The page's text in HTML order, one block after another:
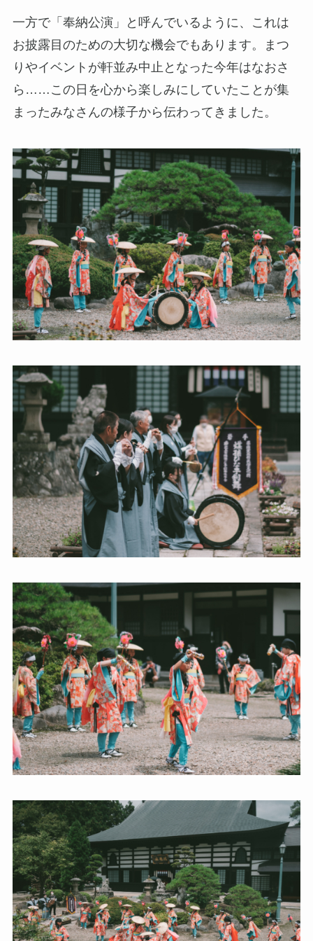
一方で「奉納公演」と呼んでいるように、これは
お披露目のための大切な機会でもあります。まつ
りやイベントが軒並み中止となった今年はなおさ
ら……この日を心から楽しみにしていたことが集
まったみなさんの様子から伝わってきました。